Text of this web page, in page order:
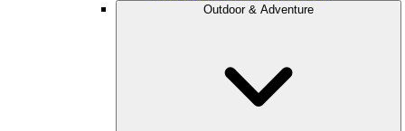
Outdoor & Adventure